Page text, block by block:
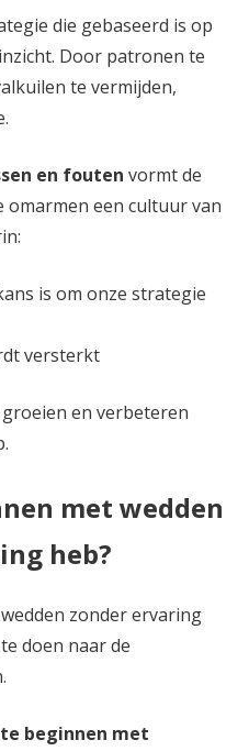
die gebaseerd is op
Door patronen te
te vermijden,
en fouten vormt de
omarmen een cultuur van
is om onze strategie
versterkt
en verbeteren
met wedden
heb?
zonder ervaring
doen naar de
beginnen met